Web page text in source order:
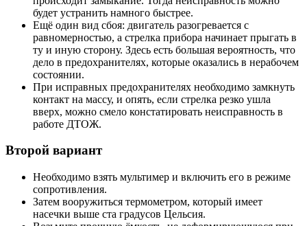
будет устранить намного быстрее.
Ещё один вид сбоя: двигатель разогревается с
равномерностью, а стрелка прибора начинает прыгать в
ту и иную сторону. Здесь есть большая вероятность, что
дело в предохранителях, которые оказались в нерабочем
состоянии.
При исправных предохранителях необходимо замкнуть
контакт на массу, и опять, если стрелка резко ушла
вверх, можно смело констатировать неисправность в
работе ДТОЖ.
Второй вариант
Необходимо взять мультимер и включить его в режиме
сопротивления.
Затем вооружиться термометром, который имеет
насечки выше ста градусов Цельсия.